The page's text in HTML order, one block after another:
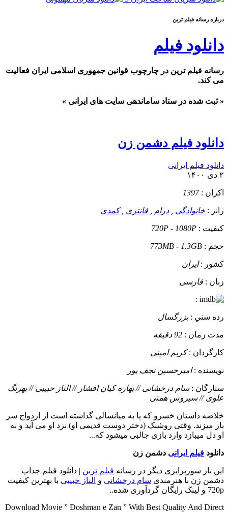
درباره رسانه فيلم ترين
دانلود فیلم
رسانه فیلم ترین در چارچوب قوانین جمهوری اسلامی ایران فعالیت
می کند.
« ثبت شده در ستاد ساماندهی سایت های ایرانی »
دانلود فیلم دشمن زن
دانلود فیلم ایرانی
۲ دی ۱۴۰۰
اکران :1397
ژانر : خانوادگی درام فانتزی ,کمدی
کيفيت : 720P - 1080P
حجم : 773MB - 1.3GB
کشور :ایران
زبان : فارسی
:
رده سني :بزرگسال
مدت زمان : 92 دقیقه
کارگردان :کریم امینی
نويسنده :امیرحسین نجف پور
ستارگان :سام درخشانی // بهاره کیان افشار // الناز حبیبی // بهرنگ
علوی // سیروس همتی
خلاصه داستان خسرو که پا به میانسالی گذاشته است از ازدواج سر
باز میزند. وقتی روشنک (دختر دوست قدیمی او) نزد او می آید و به
او دل میبازد وارد بازی جالبی میشود که...
دانلود فیلم ایرانی دشمن زن
این بار سورپرایزی دیگر در رسانه فیلم ترین | دانلود فیلم جذاب
دشمن زن با هنرمندی سام درخشانی و الناز حبیبی با بهترین کیفیت
720p و لینک رایگان گردآوری شده..
Download Movie ” Doshman e Zan ” With Best Quality And Direct